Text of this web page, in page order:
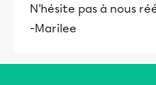
N'hésite pas à nous
-Marilee